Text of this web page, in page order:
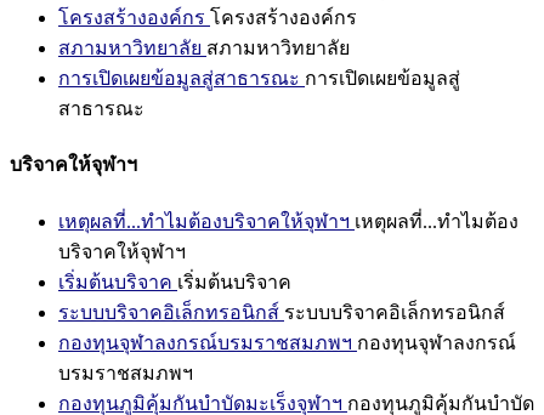
โครงสร้างองค์กร โครงสร้างองค์กร
สภามหาวิทยาลัย สภามหาวิทยาลัย
การเปิดเผยข้อมูลสู่สาธารณะ การเปิดเผยข้อมูลสู่
สาธารณะ
บริจาคให้จุฬาฯ
เหตุผลที่...ทำไมต้องบริจาคให้จุฬาฯ เหตุผลที่...ทำไมต้อง
บริจาคให้จุฬาฯ
เริ่มต้นบริจาค เริ่มต้นบริจาค
ระบบบริจาคอิเล็กทรอนิกส์ ระบบบริจาคอิเล็กทรอนิกส์
กองทุนจุฬาลงกรณ์บรมราชสมภพฯ กองทุนจุฬาลงกรณ์
บรมราชสมภพฯ
กองทุนภูมิคุ้มกันบำบัดมะเร็งจุฬาฯ กองทุนภูมิคุ้มกันบำบัด